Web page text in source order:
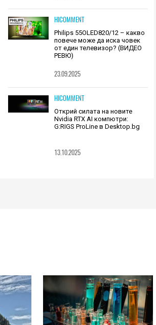
HICOMMENT
Philips 55OLED820/12 – какво
повече може да иска човек
от един телевизор? (ВИДЕО
РЕВЮ)
23.09.2025
HICOMMENT
Открий силата на новите
Nvidia RTX AI компютри:
G:RIGS ProLine в Desktop.bg
13.10.2025